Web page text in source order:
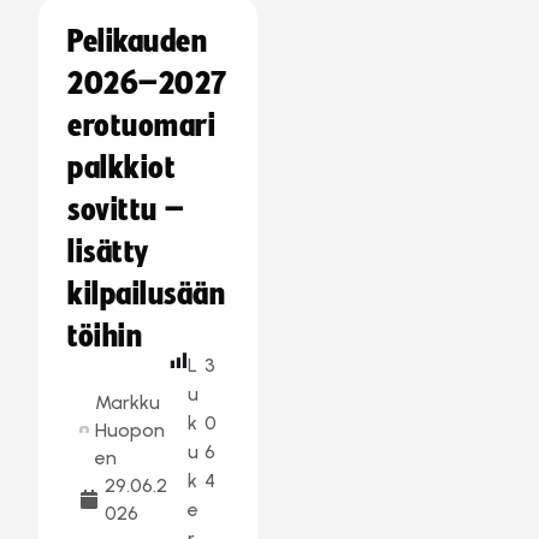
Pelikauden
2026–2027
erotuomari
palkkiot
sovittu –
lisätty
kilpailusään
töihin
Markku
Huopon
en
29.06.2
026
L
u
k
u
k
e
3
0
6
4